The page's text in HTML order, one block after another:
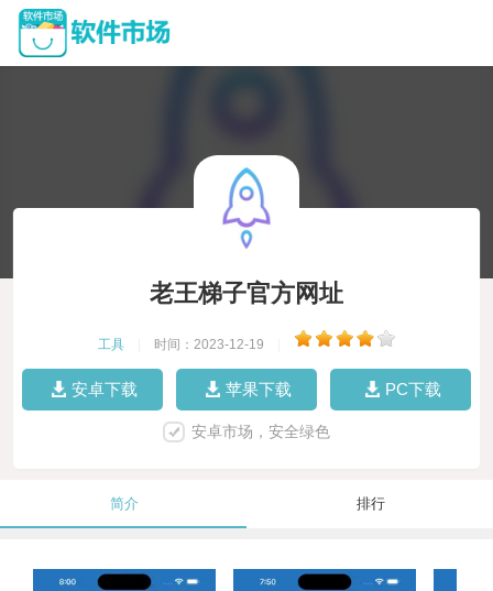
老王梯子官方网址
工具 时间：2023-12-19
安卓下载 苹果下载 PC下载
安卓市场，安全绿色
简介 排行